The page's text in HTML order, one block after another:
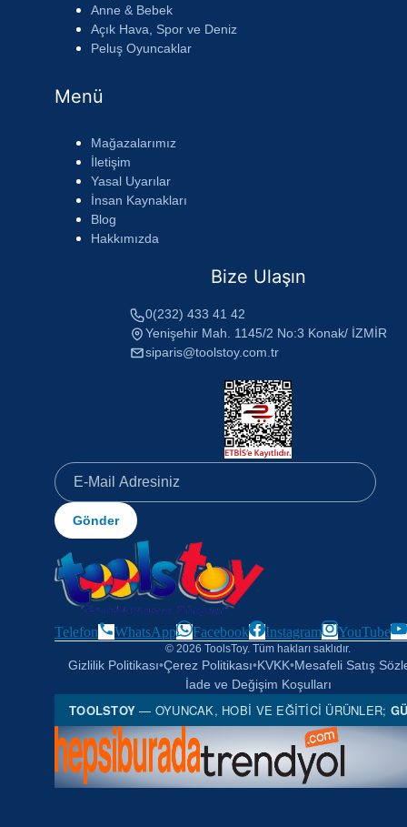
Anne & Bebek
Açık Hava, Spor ve Deniz
Peluş Oyuncaklar
Menü
Mağazalarımız
İletişim
Yasal Uyarılar
İnsan Kaynakları
Blog
Hakkımızda
Bize Ulaşın
0(232) 433 41 42
Yenişehir Mah. 1145/2 No:3 Konak/ İZMİR
siparis@toolstoy.com.tr
Gönder
Telefon WhatsApp Facebook Instagram YouTube
© 2026 ToolsToy. Tüm hakları saklıdır.
Gizlilik Politikası•Çerez Politikası•KVKK•Mesafeli Satış
İade ve Değişim Koşulları
TOOLSTOY — OYUNCAK, HOBI VE EĞITICI ÜRÜNLER;